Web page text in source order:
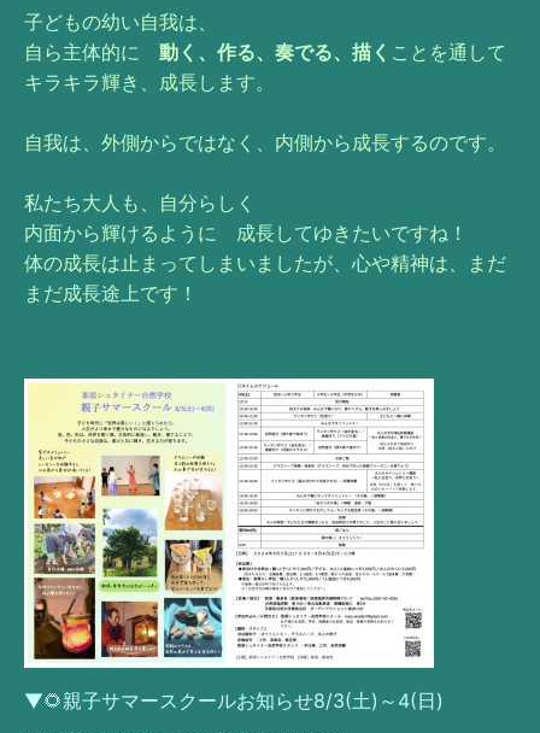
子どもの幼い自我は、
自ら主体的に 動く、作る、奏でる、描く ことを通して
キラキラ輝き、成長します。
自我は、外側からではなく、内側から成長するのです。
私たち大人も、自分らしく
内面から輝けるように 成長してゆきたいですね！
体の成長は止まってしまいましたが、心や精神は、まだ
まだ成長途上です！
▼🌻親子サマースクールお知らせ8/3(土)～4(日)